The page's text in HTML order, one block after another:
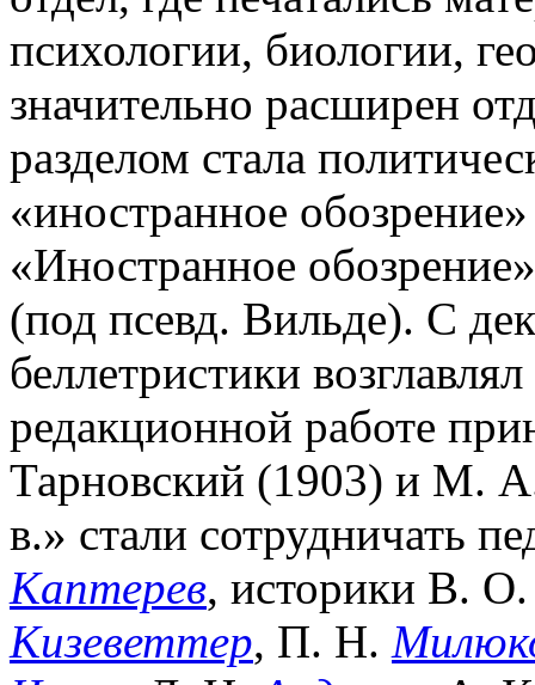
психологии, биологии,
значительно расширен
разделом стала
«иностранное
«Иностранное
(под псевд. Вильде). С
беллетристики
редакционной работе
Тарновский (1903) и М.
в.» стали сотрудничать
Каптерев, историки В.
Кизеветтер, П. Н.